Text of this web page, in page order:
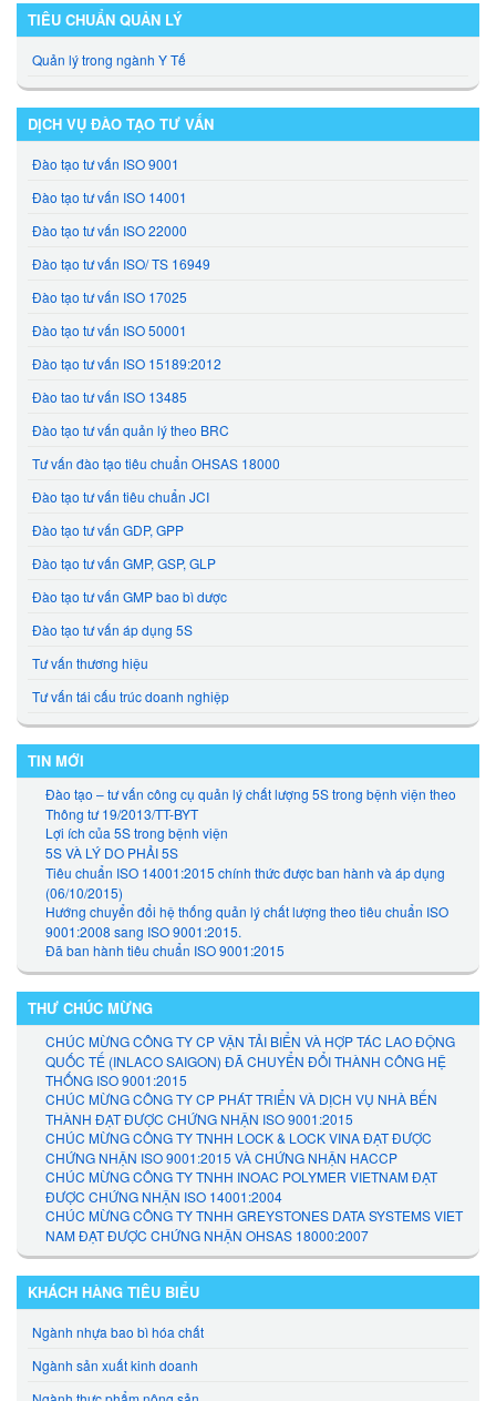
TIÊU CHUẨN QUẢN LÝ
Quản lý trong ngành Y Tế
DỊCH VỤ ĐÀO TẠO TƯ VẤN
Đào tạo tư vấn ISO 9001
Đào tạo tư vấn ISO 14001
Đào tạo tư vấn ISO 22000
Đào tạo tư vấn ISO/ TS 16949
Đào tạo tư vấn ISO 17025
Đào tạo tư vấn ISO 50001
Đào tạo tư vấn ISO 15189:2012
Đào tao tư vấn ISO 13485
Đào tạo tư vấn quản lý theo BRC
Tư vấn đào tạo tiêu chuẩn OHSAS 18000
Đào tạo tư vấn tiêu chuẩn JCI
Đào tạo tư vấn GDP, GPP
Đào tạo tư vấn GMP, GSP, GLP
Đào tạo tư vấn GMP bao bì dược
Đào tạo tư vấn áp dụng 5S
Tư vấn thương hiệu
Tư vấn tái cấu trúc doanh nghiệp
TIN MỚI
Đào tạo – tư vấn công cụ quản lý chất lượng 5S trong bệnh viện theo
Thông tư 19/2013/TT-BYT
Lợi ích của 5S trong bệnh viện
5S VÀ LÝ DO PHẢI 5S
Tiêu chuẩn ISO 14001:2015 chính thức được ban hành và áp dụng
(06/10/2015)
Hướng chuyển đổi hệ thống quản lý chất lượng theo tiêu chuẩn ISO
9001:2008 sang ISO 9001:2015.
Đã ban hành tiêu chuẩn ISO 9001:2015
THƯ CHÚC MỪNG
CHÚC MỪNG CÔNG TY CP VẬN TẢI BIỂN VÀ HỢP TÁC LAO ĐỘNG
QUỐC TẾ (INLACO SAIGON) ĐÃ CHUYỂN ĐỔI THÀNH CÔNG HỆ
THỐNG ISO 9001:2015
CHÚC MỪNG CÔNG TY CP PHÁT TRIỂN VÀ DỊCH VỤ NHÀ BẾN
THÀNH ĐẠT ĐƯỢC CHỨNG NHẬN ISO 9001:2015
CHÚC MỪNG CÔNG TY TNHH LOCK & LOCK VINA ĐẠT ĐƯỢC
CHỨNG NHẬN ISO 9001:2015 VÀ CHỨNG NHẬN HACCP
CHÚC MỪNG CÔNG TY TNHH INOAC POLYMER VIETNAM ĐẠT
ĐƯỢC CHỨNG NHẬN ISO 14001:2004
CHÚC MỪNG CÔNG TY TNHH GREYSTONES DATA SYSTEMS VIET
NAM ĐẠT ĐƯỢC CHỨNG NHẬN OHSAS 18000:2007
KHÁCH HÀNG TIÊU BIỂU
Ngành nhựa bao bì hóa chất
Ngành sản xuất kinh doanh